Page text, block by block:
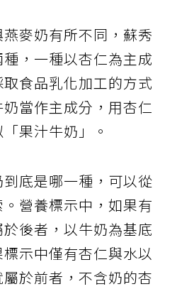
麥奶有所不同，蘇秀
，一種以杏仁為主成
食品乳化加工的方式
當作主成分，用杏仁
果汁牛奶」。
底是哪一種，可以從
營養標示中，如果有
後者，以牛奶為基底
示中僅有杏仁與水以
於前者，不含奶的杏